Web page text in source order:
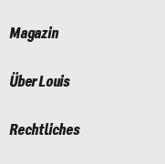
Magazin
Über Louis
Rechtliches